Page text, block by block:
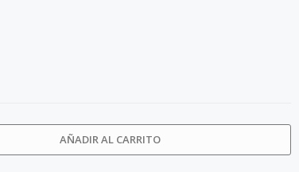
AÑADIR AL CARRITO